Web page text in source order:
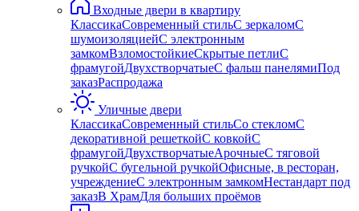
Входные двери в квартиру
КлассикаСовременный стильС зеркаломС
шумоизоляциейС электронным
замкомВзломостойкиеСкрытые петлиС
фрамугойДвухстворчатыеС фальш панелямиПод
заказРаспродажа
Уличные двери
КлассикаСовременный стильСо стекломС
декоративной решеткойС ковкойС
фрамугойДвухстворчатыеАрочныеС тяговой
ручкойС бугельной ручкойОфисные, в ресторан,
учреждениеС электронным замкомНестандарт под
заказВ ХрамДля больших проёмов